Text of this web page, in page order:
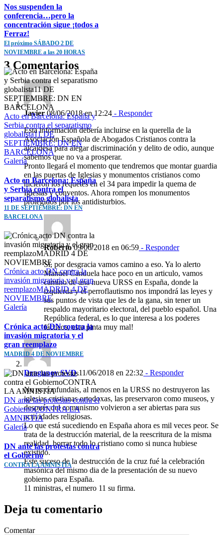
Nos suspenden la
conferencia…pero la
concentración sigue ¡todos a
Ferraz!
El próximo SÁBADO 2 DE
NOVIEMBRE a las 20 HORAS
Acto en Barcelona: España y
Serbia contra el separatismo
globalista11 DE
SEPTIEMBRE: DN EN
BARCELONA
Galería
Acto en Barcelona: España
y Serbia contra el
separatismo globalista
11 DE SEPTIEMBRE: DN EN
BARCELONA
Crónica acto DN contra la
invasión migratoria y el gran
reemplazoMADRID 4 DE
NOVIEMBRE
Galería
Crónica acto DN contra la
invasión migratoria y el
gran reemplazo
MADRID 4 DE NOVIEMBRE
DN ante las protestas contra el
GobiernoCONTRA LA
AMNISTÍA
Galería
DN ante las protestas contra
el Gobierno
CONTRA LA AMNISTÍA
3 Comentarios
Javier08/06/2018 en 12:24 - Responder
Esta información debería incluirse en la querella de la
Asociación Española de Abogados Cristianos contra la
alcaldesa para alegar discriminación y delito de odio, aunque
sabemos que no va a prosperar.
Pronto llegará el momento que tendremos que montar guardia
en las puertas de Iglesias y monumentos cristianos como
hicieron los requetés en el 34 para impedir la quema de
Iglesias y conventos. Ahora rompen los monumentos
protegidos por los antidisturbios.
Roberto09/06/2018 en 06:59 - Responder
Si, por desgracia vamos camino a eso. Ya lo alerto
Manuel Canduela hace poco en un articulo, vamos
camino de una nueva URSS en España, donde la
izquierda y el perroflautismo nos impondrá las leyes y
sus puntos de vista que les de la gana, sin tener un
respaldo mayoritario electoral, del pueblo español. Una
República federal, es lo que interesa a los poderes
fácticos, esto pinta muy mal!
Dragunov SVD11/06/2018 en 22:32 - Responder
No os confundais, al menos en la URSS no destruyeron las
iglesias cristianas ortodoxas, las preservaron como museos, y
después del comunismo volvieron a ser abiertas para sus
actividades religiosas.
Lo que está sucediendo en España ahora es mil veces peor. Se
trata de la destrucción material, de la reescritura de la misma
realidad, borrar todo lo cristiano como si nunca hubiese
existido.
Éste suceso de la destrucción de la cruz fué la celebración
masónica del mismo dia de la presentación de su nuevo
gobierno para España.
11 ministras, el numero 11 su firma.
Deja tu comentario
Comentar